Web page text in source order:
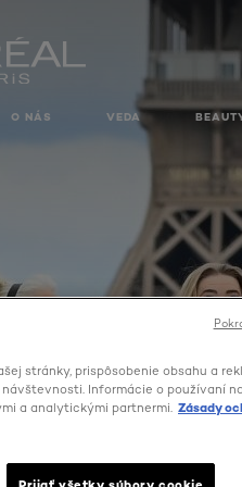
O NÁS VEDA
stránky, prispôsobenie obsahu a
Informácie o používaní
a analytickými partnermi. Zásady